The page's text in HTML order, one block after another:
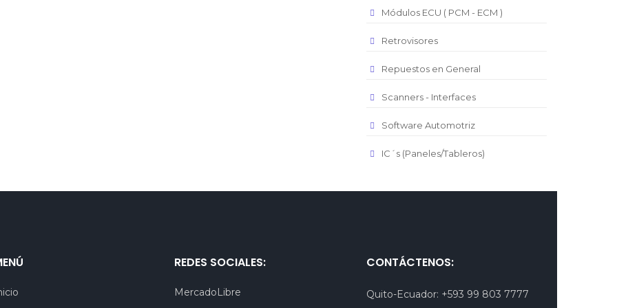
Módulos ECU ( PCM - ECM )
Retrovisores
Repuestos en General
Scanners - Interfaces
Software Automotriz
IC´s (Paneles/Tableros)
REDES SOCIALES:
MercadoLibre
CONTÁCTENOS:
Quito-Ecuador: +593 99 803 7777